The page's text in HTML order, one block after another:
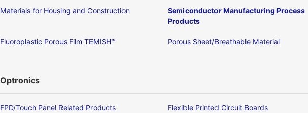
Materials for Housing and Construction
Semiconductor Manufacturing Process
Products
Fluoroplastic Porous Film TEMISH™ Porous Sheet/Breathable Material
Optronics
FPD/Touch Panel Related Products Flexible Printed Circuit Boards